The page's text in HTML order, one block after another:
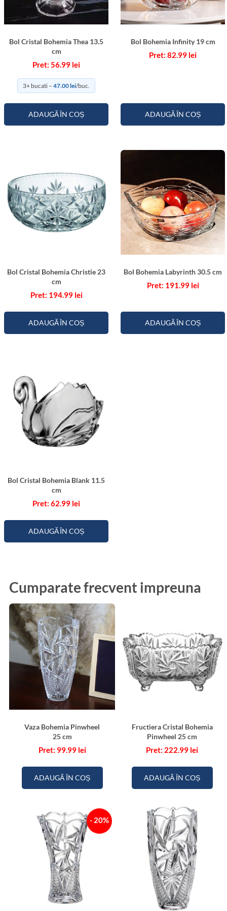
Bol Cristal Bohemia Thea 13.5
cm
56.99 lei
3+ bucati – 47.00lei/buc.
ADAUGĂ ÎN COȘ
Bol Bohemia Infinity 19 cm
82.99 lei
ADAUGĂ ÎN COȘ
Bol Cristal Bohemia Christie 23
cm
194.99 lei
ADAUGĂ ÎN COȘ
Bol Bohemia Labyrinth 30.5 cm
191.99 lei
ADAUGĂ ÎN COȘ
Bol Cristal Bohemia Blank 11.5
cm
62.99 lei
ADAUGĂ ÎN COȘ
Cumparate frecvent impreuna
Vaza Bohemia Pinwheel
25 cm
99.99 lei
ADAUGĂ ÎN COȘ
Fructiera Cristal Bohemia
Pinwheel 25 cm
222.99 lei
ADAUGĂ ÎN COȘ
- 20%